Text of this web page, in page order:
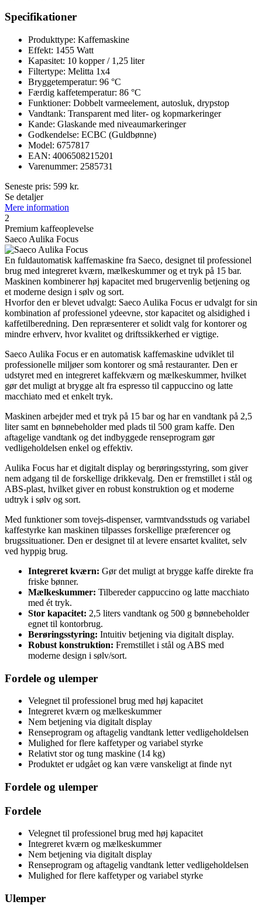
Specifikationer
Produkttype: Kaffemaskine
Effekt: 1455 Watt
Kapasitet: 10 kopper / 1,25 liter
Filtertype: Melitta 1x4
Bryggetemperatur: 96 °C
Færdig kaffetemperatur: 86 °C
Funktioner: Dobbelt varmeelement, autosluk, drypstop
Vandtank: Transparent med liter- og kopmarkeringer
Kande: Glaskande med niveaumarkeringer
Godkendelse: ECBC (Guldbønne)
Model: 6757817
EAN: 4006508215201
Varenummer: 2585731
Seneste pris: 599 kr.
Se detaljer
Mere information
2
Premium kaffeoplevelse
Saeco Aulika Focus
En fuldautomatisk kaffemaskine fra Saeco, designet til professionel
brug med integreret kværn, mælkeskummer og et tryk på 15 bar.
Maskinen kombinerer høj kapacitet med brugervenlig betjening og
et moderne design i sølv og sort.
Hvorfor den er blevet udvalgt: Saeco Aulika Focus er udvalgt for sin
kombination af professionel ydeevne, stor kapacitet og alsidighed i
kaffetilberedning. Den repræsenterer et solidt valg for kontorer og
mindre erhverv, hvor kvalitet og driftssikkerhed er vigtige.
Saeco Aulika Focus er en automatisk kaffemaskine udviklet til
professionelle miljøer som kontorer og små restauranter. Den er
udstyret med en integreret kaffekværn og mælkeskummer, hvilket
gør det muligt at brygge alt fra espresso til cappuccino og latte
macchiato med et enkelt tryk.
Maskinen arbejder med et tryk på 15 bar og har en vandtank på 2,5
liter samt en bønnebeholder med plads til 500 gram kaffe. Den
aftagelige vandtank og det indbyggede renseprogram gør
vedligeholdelsen enkel og effektiv.
Aulika Focus har et digitalt display og berøringsstyring, som giver
nem adgang til de forskellige drikkevalg. Den er fremstillet i stål og
ABS-plast, hvilket giver en robust konstruktion og et moderne
udtryk i sølv og sort.
Med funktioner som tovejs-dispenser, varmtvandsstuds og variabel
kaffestyrke kan maskinen tilpasses forskellige præferencer og
brugssituationer. Den er designet til at levere ensartet kvalitet, selv
ved hyppig brug.
Integreret kværn: Gør det muligt at brygge kaffe direkte fra
friske bønner.
Mælkeskummer: Tilbereder cappuccino og latte macchiato
med ét tryk.
Stor kapacitet: 2,5 liters vandtank og 500 g bønnebeholder
egnet til kontorbrug.
Berøringsstyring: Intuitiv betjening via digitalt display.
Robust konstruktion: Fremstillet i stål og ABS med
moderne design i sølv/sort.
Fordele og ulemper
Velegnet til professionel brug med høj kapacitet
Integreret kværn og mælkeskummer
Nem betjening via digitalt display
Renseprogram og aftagelig vandtank letter vedligeholdelsen
Mulighed for flere kaffetyper og variabel styrke
Relativt stor og tung maskine (14 kg)
Produktet er udgået og kan være vanskeligt at finde nyt
Fordele og ulemper
Fordele
Velegnet til professionel brug med høj kapacitet
Integreret kværn og mælkeskummer
Nem betjening via digitalt display
Renseprogram og aftagelig vandtank letter vedligeholdelsen
Mulighed for flere kaffetyper og variabel styrke
Ulemper